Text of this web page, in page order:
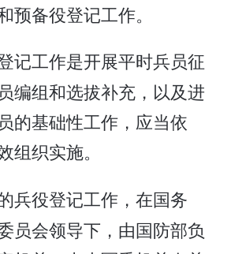
预备役登记工作。
记工作是开展平时兵员征
编组和选拔补充，以及进
的基础性工作，应当依
组织实施。
兵役登记工作，在国务
员会领导下，由国防部负